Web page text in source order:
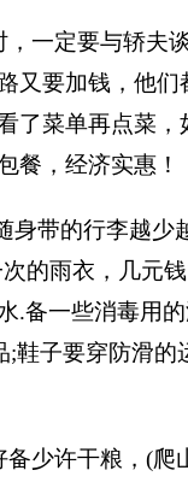
一定要与轿夫
又要加钱，他
了菜单再点菜
餐，经济实惠！
身带的行李越少
的雨衣，几元
.备一些消毒用
鞋子要穿防滑的
备少许干粮，(爬